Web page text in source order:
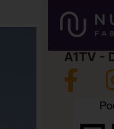
A1TV -